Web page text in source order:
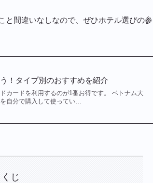
と間違いなしなので、ぜひホテル選びの参
！タイプ別のおすすめを紹介
カードを利用するのが1番お得です。 ベトナム大
自分で購入して使ってい…
じ